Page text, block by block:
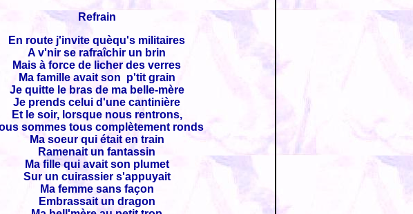
Refrain
En route j'invite quèqu's militaires
A v'nir se rafraîchir un brin
Mais à force de licher des verres
Ma famille avait son p'tit grain
Je quitte le bras de ma belle-mère
Je prends celui d'une cantinière
Et le soir, lorsque nous rentrons,
sommes tous complètement ronds
Ma soeur qui était en train
Ramenait un fantassin
Ma fille qui avait son plumet
Sur un cuirassier s'appuyait
Ma femme sans façon
Embrassait un dragon